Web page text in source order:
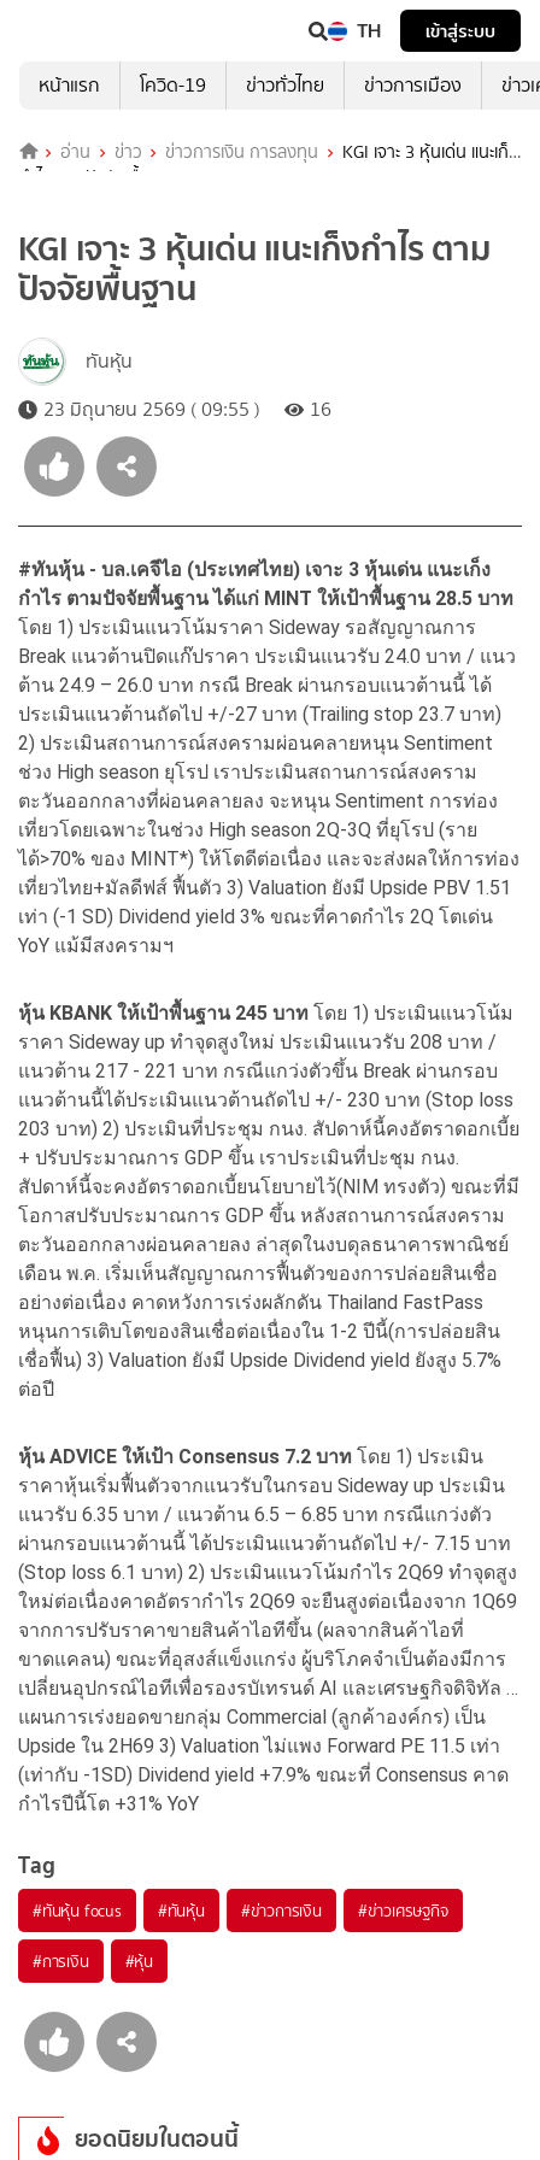
TH
เข้าสู่ระบบ
หน้าแรก
โควิด-19 ข่าวทั่วไทย ข่าวการเมือง ข่าว
อ่าน ข่าว ข่าวการเงิน การลงทุน
KGI เจาะ 3 หุ้นเด่น แนะเก็ง
กำไร ตามปัจจัยพื้นฐาน
KGI เจาะ 3 หุ้นเด่น แนะเก็งกำไร ตาม
ปัจจัยพื้นฐาน
ทันหุ้น
23 มิถุนายน 2569 ( 09:55 )
16
#ทันหุ้น - บล.เคจีไอ (ประเทศไทย) เจาะ 3 หุ้นเด่น แนะเก็ง
กำไร ตามปัจจัยพื้นฐาน ได้แก่ MINT ให้เป้าพื้นฐาน 28.5 บาท
โดย 1) ประเมินแนวโน้มราคา Sideway รอสัญญาณการ
Break แนวต้านปิดแก๊ปราคา ประเมินแนวรับ 24.0 บาท / แนว
ต้าน 24.9 – 26.0 บาท กรณี Break ผ่านกรอบแนวต้านนี้ ได้
ประเมินแนวต้านถัดไป +/-27 บาท (Trailing stop 23.7 บาท)
2) ประเมินสถานการณ์สงครามผ่อนคลายหนุน Sentiment
ช่วง High season ยุโรป เราประเมินสถานการณ์สงคราม
ตะวันออกกลางที่ผ่อนคลายลง จะหนุน Sentiment การท่อง
เที่ยวโดยเฉพาะในช่วง High season 2Q-3Q ที่ยุโรป (ราย
ได้>70% ของ MINT*) ให้โตดีต่อเนื่อง และจะส่งผลให้การท่อง
เที่ยวไทย+มัลดีฟส์ ฟื้นตัว 3) Valuation ยังมี Upside PBV 1.51
เท่า (-1 SD) Dividend yield 3% ขณะที่คาดกำไร 2Q โตเด่น
YoY แม้มีสงครามฯ
หุ้น KBANK ให้เป้าพื้นฐาน 245 บาท โดย 1) ประเมินแนวโน้ม
ราคา Sideway up ทำจุดสูงใหม่ ประเมินแนวรับ 208 บาท /
แนวต้าน 217 - 221 บาท กรณีแกว่งตัวขึ้น Break ผ่านกรอบ
แนวต้านนี้ได้ประเมินแนวต้านถัดไป +/- 230 บาท (Stop loss
203 บาท) 2) ประเมินที่ประชุม กนง. สัปดาห์นี้คงอัตราดอกเบี้ย
+ ปรับประมาณการ GDP ขึ้น เราประเมินที่ปะชุม กนง.
สัปดาห์นี้จะคงอัตราดอกเบี้ยนโยบายไว้(NIM ทรงตัว) ขณะที่มี
โอกาสปรับประมาณการ GDP ขึ้น หลังสถานการณ์สงคราม
ตะวันออกกลางผ่อนคลายลง ล่าสุดในงบดุลธนาคารพาณิชย์
เดือน พ.ค. เริ่มเห็นสัญญาณการฟื้นตัวของการปล่อยสินเชื่อ
อย่างต่อเนื่อง คาดหวังการเร่งผลักดัน Thailand FastPass
หนุนการเติบโตของสินเชื่อต่อเนื่องใน 1-2 ปีนี้(การปล่อยสิน
เชื่อฟื้น) 3) Valuation ยังมี Upside Dividend yield ยังสูง 5.7%
ต่อปี
หุ้น ADVICE ให้เป้า Consensus 7.2 บาท โดย 1) ประเมิน
ราคาหุ้นเริ่มฟื้นตัวจากแนวรับในกรอบ Sideway up ประเมิน
แนวรับ 6.35 บาท / แนวต้าน 6.5 – 6.85 บาท กรณีแกว่งตัว
ผ่านกรอบแนวต้านนี้ ได้ประเมินแนวต้านถัดไป +/- 7.15 บาท
(Stop loss 6.1 บาท) 2) ประเมินแนวโน้มกำไร 2Q69 ทำจุดสูง
ใหม่ต่อเนื่องคาดอัตรากำไร 2Q69 จะยืนสูงต่อเนื่องจาก 1Q69
จากการปรับราคาขายสินค้าไอทีขึ้น (ผลจากสินค้าไอที่
ขาดแคลน) ขณะที่อุสงส์แข็งแกร่ง ผู้บริโภคจำเป็นต้องมีการ
เปลี่ยนอุปกรณ์ไอทีเพื่อรองรบัเทรนด์ AI และเศรษฐกิจดิจิทัล …
แผนการเร่งยอดขายกลุ่ม Commercial (ลูกค้าองค์กร) เป็น
Upside ใน 2H69 3) Valuation ไม่แพง Forward PE 11.5 เท่า
(เท่ากับ -1SD) Dividend yield +7.9% ขณะที่ Consensus คาด
กำไรปีนี้โต +31% YoY
Tag
#ทันหุ้น focus #ทันหุ้น #ข่าวการเงิน #ข่าวเศรษฐกิจ
#การเงิน #หุ้น
ยอดนิยมในตอนนี้